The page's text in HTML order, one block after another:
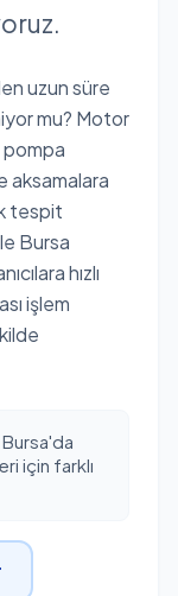
uzun süre
mu? Motor
pompa
aksamalara
tespit
Bursa
hızlı
işlem
Bursa'da
için farklı